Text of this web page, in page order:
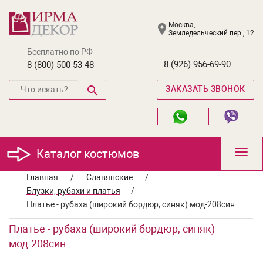
Москва,
Земледельческий пер., 12
Бесплатно по РФ
8 (800) 500-53-48 8 (926) 956-69-90
ЗАКАЗАТЬ ЗВОНОК
Каталог костюмов
Главная
/ Славянские
/
Блузки, рубахи и платья
/
Платье - рубаха (широкий бордюр, синяк) мод-208син
Платье - рубаха (широкий бордюр, синяк)
мод-208син